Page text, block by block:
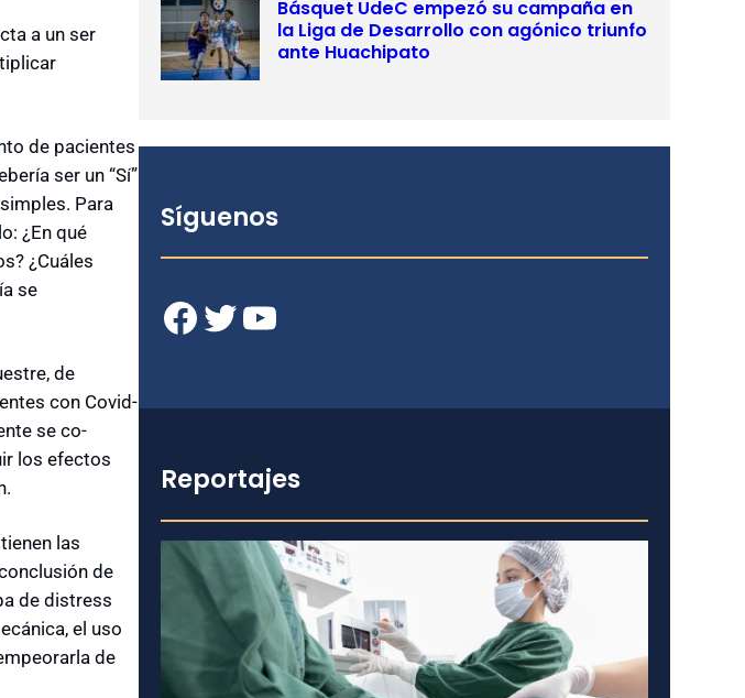
a un ser
de pacientes
ser un “Sí”
Para
¿En qué
¿Cuáles
se
de
con Covid-
se co-
los efectos
las
de
de distress
el uso
de
Básquet UdeC empezó su campaña en
la Liga de Desarrollo con agónico triunfo
ante Huachipato
Síguenos
Facebook Twitter YouTube
Reportajes